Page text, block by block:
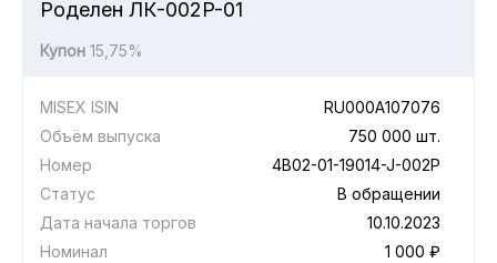
Роделен ЛК-002P-01
Купон 15,75%
MISEX ISIN
RU000A107076
Объём выпуска
750 000 шт.
Номер
4B02-01-19014-J-002P
Статус
В обращении
Дата начала торгов
10.10.2023
Номинал
1 000 ₽